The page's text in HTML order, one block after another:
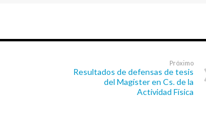
Próximo
Resultados de defensas de tesis
del Magíster en Cs. de la
Actividad Física